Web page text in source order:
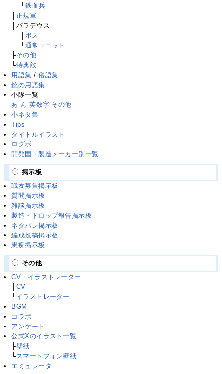
└鉄血兵
├正規軍
├パラデウス
├ボス
└通常ユニット
├その他
└特典敵
用語集 /俗語集
銃の用語集
小隊一覧
あ-ん 英数字 その他
小ネタ集
Tips
タイトルイラスト
ログボ
開発国・製造メーカー別一覧
掲示板
戦友募集掲示板
質問掲示板
雑談掲示板
製造・ドロップ報告掲示板
ネタバレ掲示板
編成投稿掲示板
愚痴掲示板
その他
CV・イラストレーター
├CV
└イラストレーター
BGM
コラボ
アンケート
公式Xのイラスト一覧
├壁紙
└スマートフォン壁紙
エミュレータ